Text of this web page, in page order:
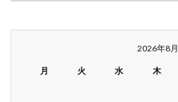
2026年8月
月 火 水 木